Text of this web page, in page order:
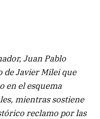
Juan Pablo
de Javier Milei que
en el esquema
mientras sostiene
reclamo por las